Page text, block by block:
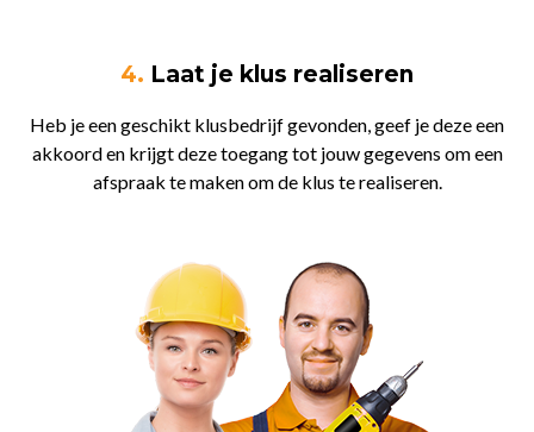
4. Laat je klus realiseren
Heb je een geschikt klusbedrijf gevonden, geef je deze een
akkoord en krijgt deze toegang tot jouw gegevens om een
afspraak te maken om de klus te realiseren.